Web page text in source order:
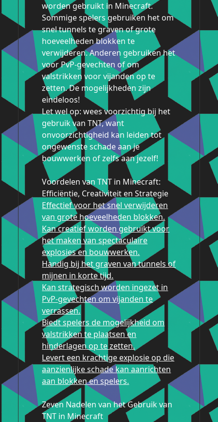
worden gebruikt in Minecraft.
Sommige spelers gebruiken het om
snel tunnels te graven of grote
hoeveelheden blokken te
verwijderen. Anderen gebruiken het
voor PvP-gevechten of om
valstrikken voor vijanden op te
zetten. De mogelijkheden zijn
eindeloos!
Let wel op: wees voorzichtig bij het
gebruik van TNT, want
onvoorzichtigheid kan leiden tot
ongewenste schade aan je
bouwwerken of zelfs aan jezelf!
Voordelen van TNT in Minecraft:
Efficiëntie, Creativiteit en Strategie
Effectief voor het snel verwijderen
van grote hoeveelheden blokken.
Kan creatief worden gebruikt voor
het maken van spectaculaire
explosies en bouwwerken.
Handig bij het graven van tunnels of
mijnen in korte tijd.
Kan strategisch worden ingezet in
PvP-gevechten om vijanden te
verrassen.
Biedt spelers de mogelijkheid om
valstrikken te plaatsen en
hinderlagen op te zetten.
Levert een krachtige explosie op die
aanzienlijke schade kan aanrichten
aan blokken en spelers.
Zeven Nadelen van het Gebruik van
TNT in Minecraft